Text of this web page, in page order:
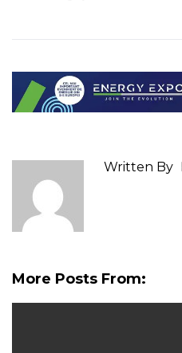
Written By
More Posts From: